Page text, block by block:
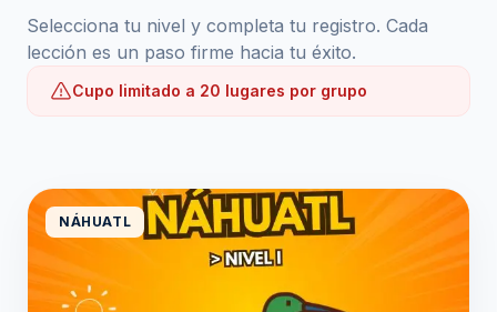
Selecciona tu nivel y completa tu registro. Cada
lección es un paso firme hacia tu éxito.
Cupo limitado a 20 lugares por grupo
NÁHUATL